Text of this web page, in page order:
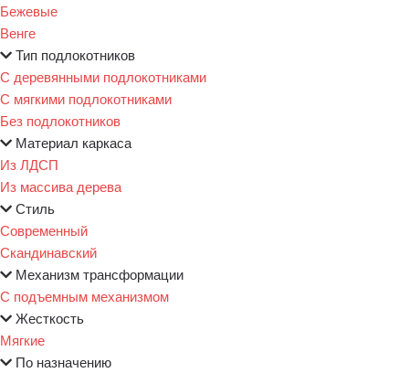
Бежевые
Венге
Тип подлокотников
С деревянными подлокотниками
С мягкими подлокотниками
Без подлокотников
Материал каркаса
Из ЛДСП
Из массива дерева
Стиль
Современный
Скандинавский
Механизм трансформации
С подъемным механизмом
Жесткость
Мягкие
По назначению